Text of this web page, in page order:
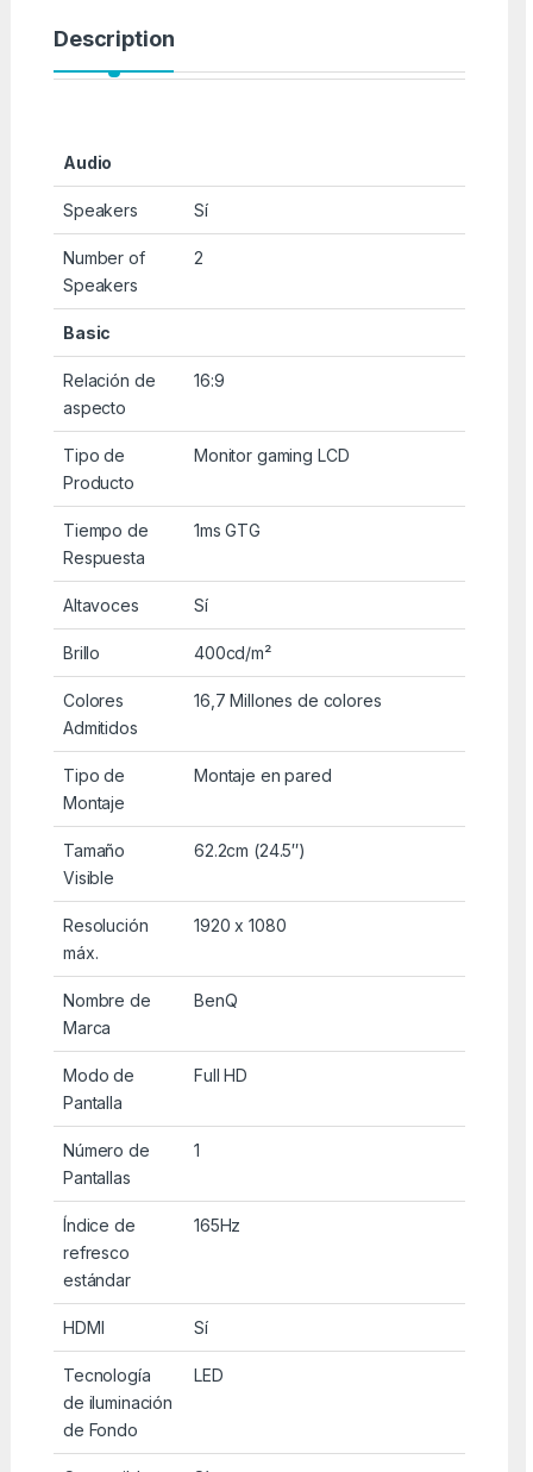
Description
Audio
Speakers Sí
Number of
Speakers
2
Basic
Relación de
aspecto
16:9
Tipo de
Producto
Monitor gaming LCD
Tiempo de
Respuesta
1ms GTG
Altavoces Sí
Brillo 400cd/m²
Colores
Admitidos
16,7 Millones de colores
Tipo de
Montaje
Montaje en pared
Tamaño
Visible
62.2cm (24.5″)
Resolución
máx.
1920 x 1080
Nombre de
Marca
BenQ
Modo de
Pantalla
Full HD
Número de
Pantallas
1
Índice de
refresco
estándar
165Hz
HDMI Sí
Tecnología
de iluminación
de Fondo
LED